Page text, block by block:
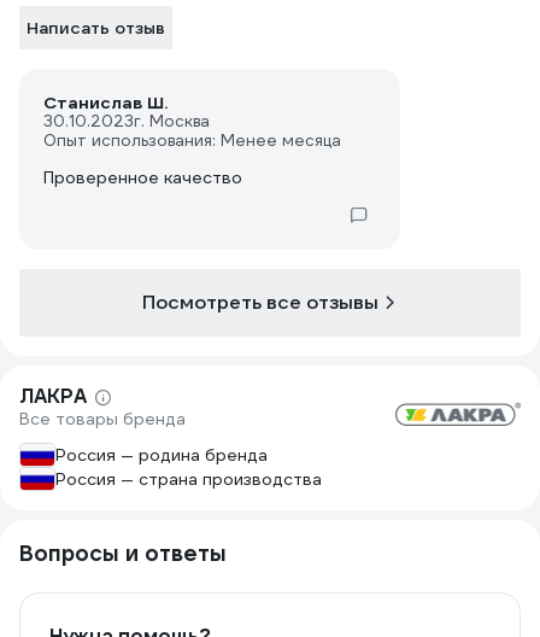
Написать отзыв
Станислав Ш.
30.10.2023г. Москва
Опыт использования: Менее месяца
Проверенное качество
Посмотреть все отзывы
ЛАКРА
Все товары бренда
Россия — родина бренда
Россия — страна производства
Вопросы и ответы